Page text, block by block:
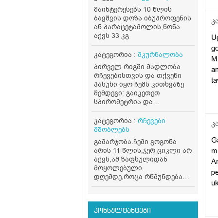
მაინტერესებს 10 წლის
ბავშვის დოზა იბუპროფენის
ან პარაცეტამოლის,წონა
აქვს 33 კგ
კატეგორია : მკურნალობა
პირველ რიგში მადლობა
რჩევებისთვის და თქვენი
პასუხი იყო ჩემს კითხვაზე
შემდეგი: გაიკეთეთ
სპირომეტრია და
ალერგოლოგიური ტესტი
(განსაზღვრავს ასთმის
ტიპს). ინჰალატორები
ექიმის მითითებით,
თვითნებურად არ
შეწყვიტოთ. ბუნებრივად:
ხელს უწყობს თბილი
ორთქლის ინჰალაცია,
თბილი წყლის მიღება.
სიგარეტის კვამლს და
მძაფრ სუნებს. თუ ყოველ
კატეგორია : რჩევები
მშობლებს
გამარჯობა.ჩემი გოგონა
არის 11 წლის,ჯერ ციკლი არ
აქვს,ამ ზაფხულიდან
მოყოლებული
დღემდე,როცა რწმუნდება
რომ გვძინავს ყველას
ოთახში გვძინავს,უბრალოდ
სხვა საშუალება და
კონსულტანტები